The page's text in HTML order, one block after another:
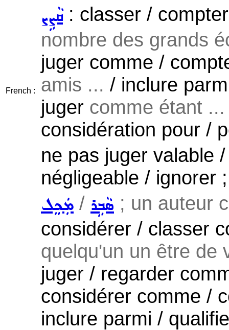
French :
ܩܵܨܹܨ: classer /
nombre des grands
juger comme /
amis ... / inclure
juger comme étant ...
considération pour /
ne pas juger valable
négligeable / ignorer
ܡܲܟܸܠ / ܣܵܒܹܪ ; un auteur
considérer / classer
quelqu'un un être de
juger / regarder
considérer comme /
inclure parmi /